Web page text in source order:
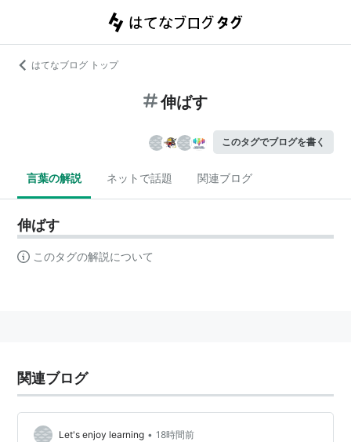
はてなブログ トップ
伸ばす
このタグでブログを書く
言葉の解説 ネットで話題 関連ブログ
伸ばす
このタグの解説について
関連ブログ
Let's enjoy learning • 18時間前